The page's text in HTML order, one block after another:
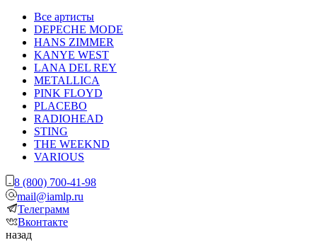
Все артисты
DEPECHE MODE
HANS ZIMMER
KANYE WEST
LANA DEL REY
METALLICA
PINK FLOYD
PLACEBO
RADIOHEAD
STING
THE WEEKND
VARIOUS
8 (800) 700-41-98
mail@iamlp.ru
Телеграмм
Вконтакте
назад